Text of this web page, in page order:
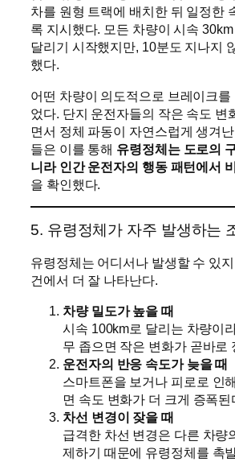
차를 원형 트랙에 배치한 뒤 일정한
록 지시했다. 모든 차량이 시속
달리기 시작했지만, 10분도 지나지
했다.
어떤 차량이 의도적으로 브레이크를
었다. 단지 운전자들의 작은 속도 변
면서 정체 파동이 자연스럽게 생겨
들은 이를 통해 유령정체는 도로의
니라 인간 운전자의 행동 패턴에서
을 확인했다.
5. 유령정체가 자주 발생하는
유령정체는 어디서나 발생할 수 있
건에서 더 잘 나타난다.
차량 밀도가 높을 때
시속 100km로 달리는 차량이
무 좁으면 작은 변화가 곧바로
운전자의 반응 속도가 늦을 때
스마트폰을 보거나 피로로 인
면 속도 변화가 더 크게 증폭된
차선 변경이 잦을 때
급격한 차선 변경은 다른 차량
제하기 때문에 유령정체를 촉